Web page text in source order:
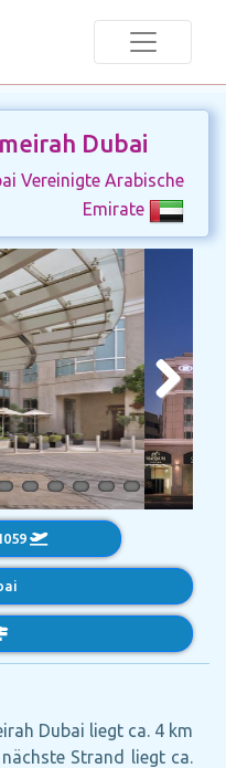
Dubai
Vereinigte Arabische
Emirate
Next
Dubai liegt ca. 4 km
Strand liegt ca.